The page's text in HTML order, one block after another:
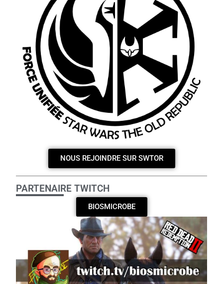
NOUS REJOINDRE SUR SWTOR
PARTENAIRE TWITCH
BIOSMICROBE